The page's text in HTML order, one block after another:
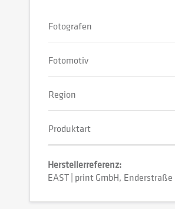
Fotografen
Fotomotiv
Region
Produktart
Herstellerreferenz:
EAST | print GmbH Enderstraße